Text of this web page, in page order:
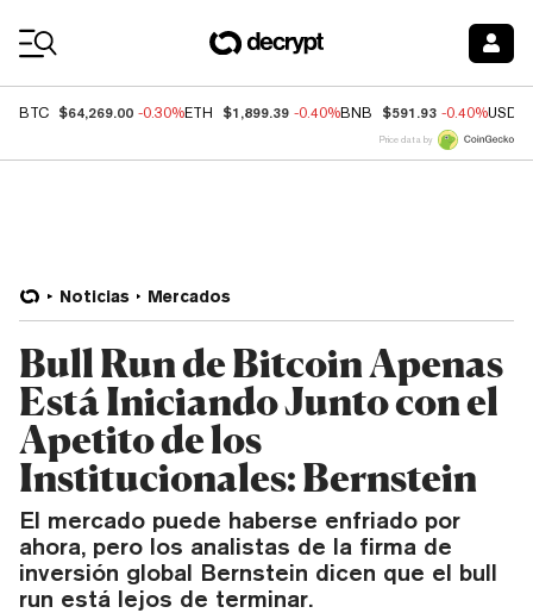
BTC $64,269.00 -0.30%ETH $1,899.39 -0.40%BNB $591.93 -0.40%USDC
Price data by
Noticias Mercados
Bull Run de Bitcoin Apenas
Está Iniciando Junto con el
Apetito de los
Institucionales: Bernstein
El mercado puede haberse enfriado por
ahora, pero los analistas de la firma de
inversión global Bernstein dicen que el bull
run está lejos de terminar.